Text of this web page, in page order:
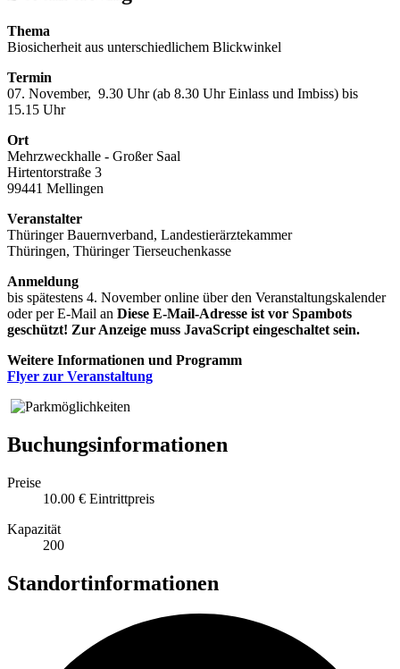
Thema
Biosicherheit aus unterschiedlichem Blickwinkel
Termin
07. November, 9.30 Uhr (ab 8.30 Uhr Einlass und Imbiss) bis
15.15 Uhr
Ort
Mehrzweckhalle - Großer Saal
Hirtentorstraße 3
99441 Mellingen
Veranstalter
Thüringer Bauernverband, Landestierärztekammer
Thüringen, Thüringer Tierseuchenkasse
Anmeldung
bis spätestens 4. November online über den Veranstaltungskalender
oder per E-Mail an Diese E-Mail-Adresse ist vor Spambots
geschützt! Zur Anzeige muss JavaScript eingeschaltet sein.
Weitere Informationen und Programm
Flyer zur Veranstaltung
Buchungsinformationen
Preise
10.00 € Eintrittpreis
Kapazität
200
Standortinformationen